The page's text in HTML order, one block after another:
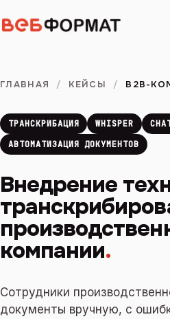
ГЛАВНАЯ / КЕЙСЫ / B2B-
ТРАНСКРИБАЦИЯ WHISPER
АВТОМАТИЗАЦИЯ ДОКУМЕНТОВ
Внедрение
компании.
Сотрудники
документы вручную, с